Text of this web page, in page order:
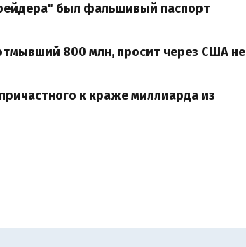
был фальшивый паспорт
800 млн, просит через США не
к краже миллиарда из